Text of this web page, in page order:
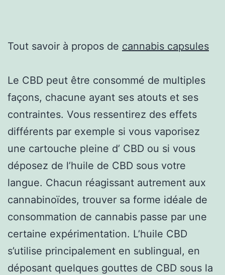
Tout savoir à propos de cannabis capsules
Le CBD peut être consommé de multiples
façons, chacune ayant ses atouts et ses
contraintes. Vous ressentirez des effets
différents par exemple si vous vaporisez
une cartouche pleine d’ CBD ou si vous
déposez de l’huile de CBD sous votre
langue. Chacun réagissant autrement aux
cannabinoïdes, trouver sa forme idéale de
consommation de cannabis passe par une
certaine expérimentation. L’huile CBD
s’utilise principalement en sublingual, en
déposant quelques gouttes de CBD sous la